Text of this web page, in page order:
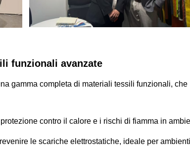
funzionali avanzate
gamma completa di materiali tessili funzionali, che
contro il calore e i rischi di fiamma in
le scariche elettrostatiche, ideale per